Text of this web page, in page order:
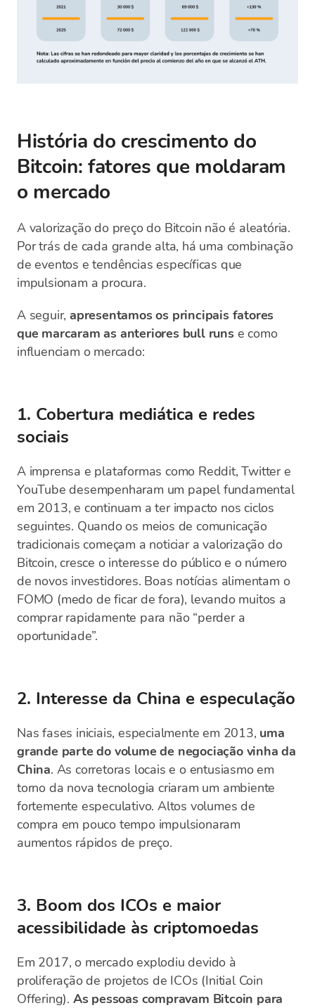
História do crescimento do
Bitcoin: fatores que moldaram
o mercado
A valorização do preço do Bitcoin não é aleatória.
Por trás de cada grande alta, há uma combinação
de eventos e tendências específicas que
impulsionam a procura.
A seguir, apresentamos os principais fatores
que marcaram as anteriores bull runs e como
influenciam o mercado:
1. Cobertura mediática e redes
sociais
A imprensa e plataformas como Reddit, Twitter e
YouTube desempenharam um papel fundamental
em 2013, e continuam a ter impacto nos ciclos
seguintes. Quando os meios de comunicação
tradicionais começam a noticiar a valorização do
Bitcoin, cresce o interesse do público e o número
de novos investidores. Boas notícias alimentam o
FOMO (medo de ficar de fora), levando muitos a
comprar rapidamente para não “perder a
oportunidade”.
2. Interesse da China e especulação
Nas fases iniciais, especialmente em 2013, uma
grande parte do volume de negociação vinha da
China. As corretoras locais e o entusiasmo em
torno da nova tecnologia criaram um ambiente
fortemente especulativo. Altos volumes de
compra em pouco tempo impulsionaram
aumentos rápidos de preço.
3. Boom dos ICOs e maior
acessibilidade às criptomoedas
Em 2017, o mercado explodiu devido à
proliferação de projetos de ICOs (Initial Coin
Offering). As pessoas compravam Bitcoin para